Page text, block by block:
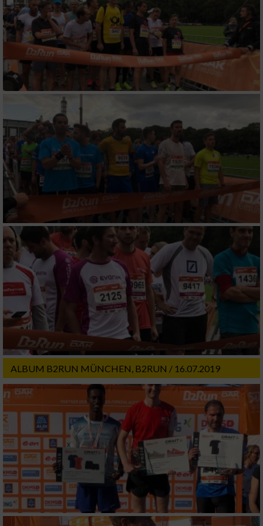
ALBUM B2RUN MÜNCHEN, B2RUN / 16.07.2019
Erstellung von Profilen für personalisierte
Werbung
Verwendung von Profilen zur Auswahl
personalisierter Werbung
Erstellung von Profilen zur Personalisierung
von Inhalten
Verwendung von Profilen zur Auswahl
personalisierter Inhalte
Messung der Werbeleistung
Messung der Performance von Inhalten
Analyse von Zielgruppen durch Statistiken
oder Kombinationen von Daten aus
verschiedenen Quellen
Entwicklung und Verbesserung der Angebote
Verwendung reduzierter Daten zur Auswahl
von Inhalten
IAB-Besonderheiten:
Verwendung genauer Standortdaten
Geräte anhand von aktiv angeforderten
Informationen identifizieren
Nicht-IAB-Verarbeitungszwecke:
Notwendig
Performance
Funktional